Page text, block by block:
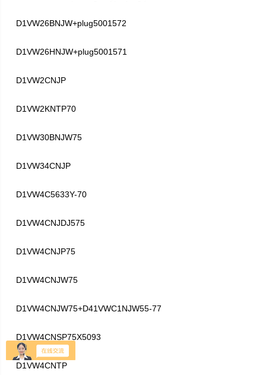
D1VW26BNJW+plug5001572
D1VW26HNJW+plug5001571
D1VW2CNJP
D1VW2KNTP70
D1VW30BNJW75
D1VW34CNJP
D1VW4C5633Y-70
D1VW4CNJDJ575
D1VW4CNJP75
D1VW4CNJW75
D1VW4CNJW75+D41VWC1NJW55-77
D1VW4CNSP75X5093
D1VW4CNTP